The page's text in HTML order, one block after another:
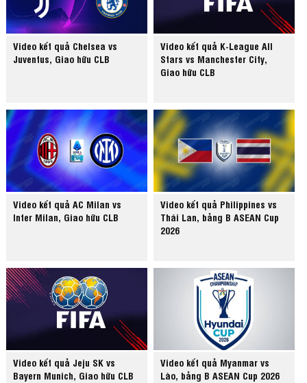
Video kết quả Chelsea vs
Juventus, Giao hữu CLB
Video kết quả K-League All
Stars vs Manchester City,
Giao hữu CLB
Video kết quả AC Milan vs
Inter Milan, Giao hữu CLB
Video kết quả Philippines vs
Thái Lan, bảng B ASEAN Cup
2026
Video kết quả Jeju SK vs
Bayern Munich, Giao hữu CLB
Video kết quả Myanmar vs
Lào, bảng B ASEAN Cup 2026